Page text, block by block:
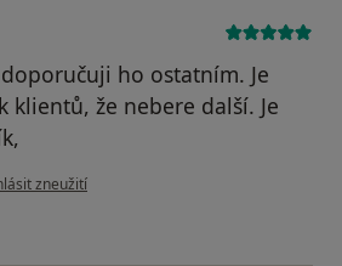
ho ostatním. Je
klientů, že nebere další. Je
názoru uživatele Pacient
zneužití